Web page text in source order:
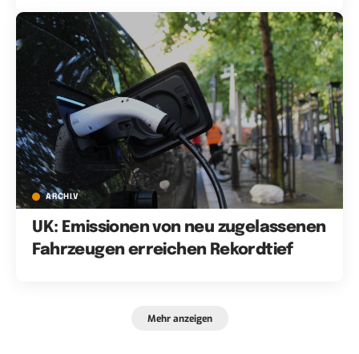
ARCHIV
UK: Emissionen von neu zugelassenen
Fahrzeugen erreichen Rekordtief
Mehr anzeigen